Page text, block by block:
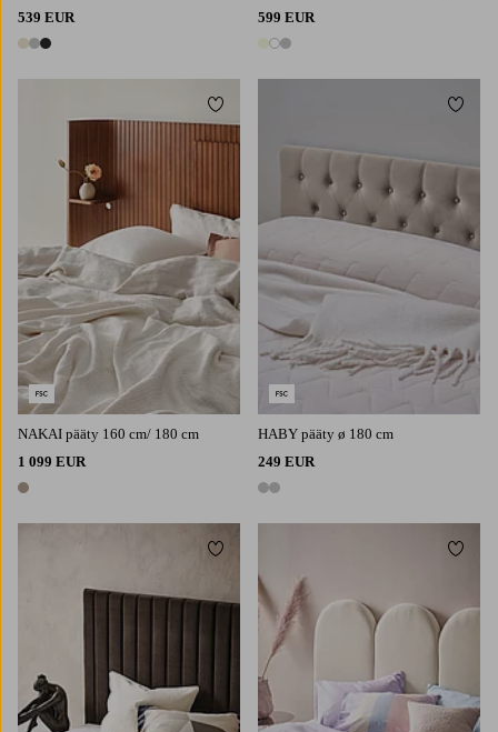
539 EUR
3 värejä
599 EUR
3 värejä
NAKAI pääty 160 cm/ 180 cm
1 099 EUR
1 väri
Lisää suosikkeihin
HABY pääty ø 180 cm
249 EUR
2 värejä
Lisää
Lisää suosikkeihin Lisää